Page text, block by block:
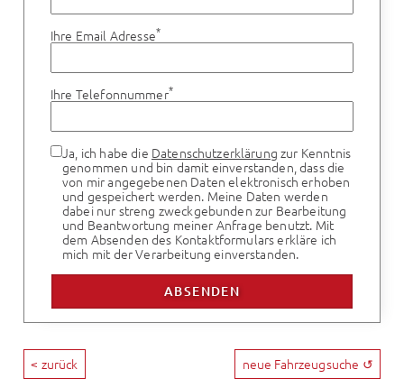
Ihre Email Adresse*
Ihre Telefonnummer*
Ja, ich habe die Datenschutzerklärung zur Kenntnis
genommen und bin damit einverstanden, dass die
von mir angegebenen Daten elektronisch erhoben
und gespeichert werden. Meine Daten werden
dabei nur streng zweckgebunden zur Bearbeitung
und Beantwortung meiner Anfrage benutzt. Mit
dem Absenden des Kontaktformulars erkläre ich
mich mit der Verarbeitung einverstanden.
< zurück neue Fahrzeugsuche ↺